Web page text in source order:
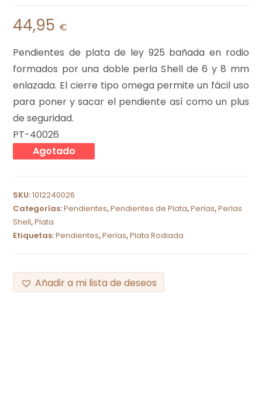
44,95 €
Pendientes de plata de ley 925 bañada en rodio
formados por una doble perla Shell de 6 y 8 mm
enlazada. El cierre tipo omega permite un fácil uso
para poner y sacar el pendiente así como un plus
de seguridad.
PT-40026
Agotado
SKU:1012240026
Categorías:Pendientes,Pendientes de Plata,Perlas,Perlas
Shell,Plata
Etiquetas:Pendientes,Perlas,Plata Rodiada
Añadir a mi lista de deseos